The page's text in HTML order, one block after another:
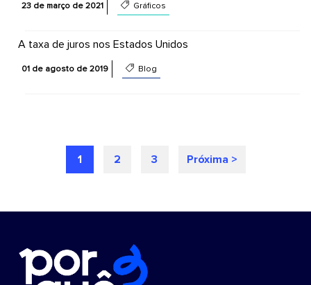
23 de março de 2021 Gráficos
A taxa de juros nos Estados Unidos
01 de agosto de 2019 Blog
1 2 3 Próxima >